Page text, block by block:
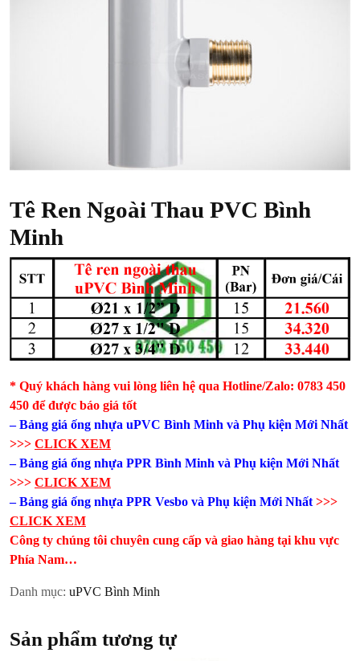
Tê Ren Ngoài Thau PVC Bình
Minh
* Quý khách hàng vui lòng liên hệ qua Hotline/Zalo: 0783 450
450 để được báo giá tốt
– Bảng giá ống nhựa uPVC Bình Minh và Phụ kiện​ Mới Nhất
>>> CLICK XEM
– Bảng giá ống nhựa PPR Bình Minh và Phụ kiện​ Mới Nhất
>>> CLICK XEM
– Bảng giá ống nhựa PPR Vesbo và Phụ kiện​ Mới Nhất >>>
CLICK XEM
Công ty chúng tôi chuyên cung cấp và giao hàng tại khu vực
Phía Nam…
Danh mục: uPVC Bình Minh
Sản phẩm tương tự